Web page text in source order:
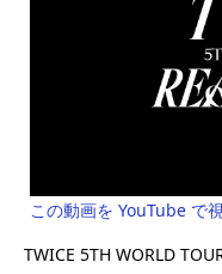
この動画を YouTube で
TWICE 5TH WORLD